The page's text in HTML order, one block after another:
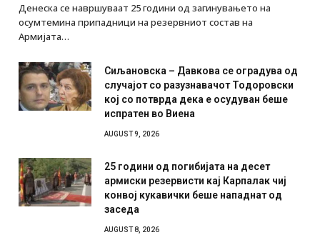
Денеска се навршуваат 25 години од загинувањето на
осумтемина припадници на резервниот состав на
Армијата…
Сиљановска – Давкова се оградува од
случајот со разузнавачот Тодоровски
кој со потврда дека е осудуван беше
испратен во Виена
AUGUST 9, 2026
25 години од погибијата на десет
армиски резервисти кај Карпалак чиј
конвој кукавички беше нападнат од
заседа
AUGUST 8, 2026